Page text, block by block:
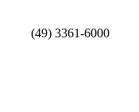
(49) 3361-6000